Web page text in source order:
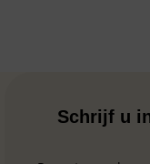
Schrijf u